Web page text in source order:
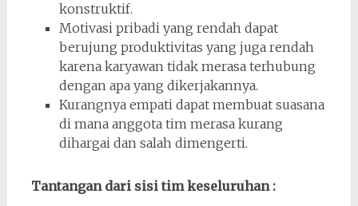
konstruktif.
Motivasi pribadi yang rendah dapat
berujung produktivitas yang juga rendah
karena karyawan tidak merasa terhubung
dengan apa yang dikerjakannya.
Kurangnya empati dapat membuat suasana
di mana anggota tim merasa kurang
dihargai dan salah dimengerti.
Tantangan dari sisi tim keseluruhan :